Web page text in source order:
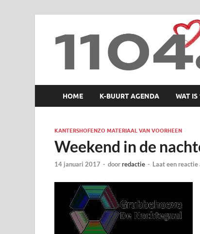
1104 en zo
HOME K-BUURT AGENDA WAT IS
KANTERSHOFENZO MATERIAAL VAN VOORHEEN
Weekend in de
14 januari 2017 - doorredactie - Laat een reactie